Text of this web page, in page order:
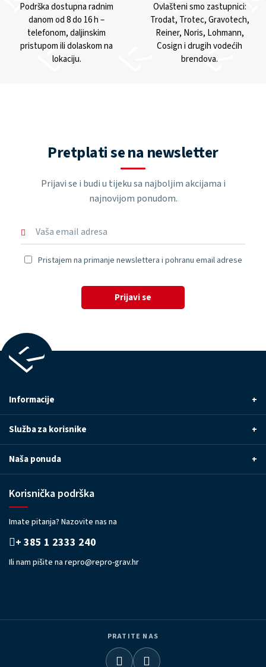
Podrška dostupna radnim
danom od 8 do 16 h –
telefonom, daljinskim
pristupom ili dolaskom na
lokaciju.
Ovlašteni smo zastupnici:
Trodat, Trotec, Gravotech,
Reiner, Noris, Lohmann,
Cosign i drugih vodećih
brendova.
Pretplati se na newsletter
Prijavi se i budi u tijeku sa najboljim akcijama i
najnovijom ponudom.
Pristajem na primanje newslettera i pohranu email adrese
Prijavi se
Informacije +
Služba za korisnike +
Naša ponuda +
Korisnička podrška
Imate pitanja? Nazovite nas na
+ 385 1 2333 240
Ili nam pišite na repro@repro-grav.hr
PRATITE NAS